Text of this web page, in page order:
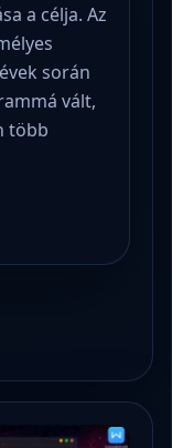
a célja. Az
során
vált,
több